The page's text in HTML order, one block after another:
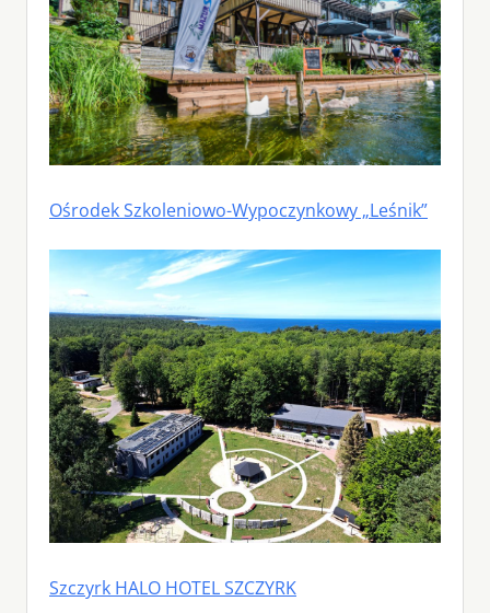
Ośrodek Szkoleniowo-Wypoczynkowy „Leśnik”
Szczyrk HALO HOTEL SZCZYRK